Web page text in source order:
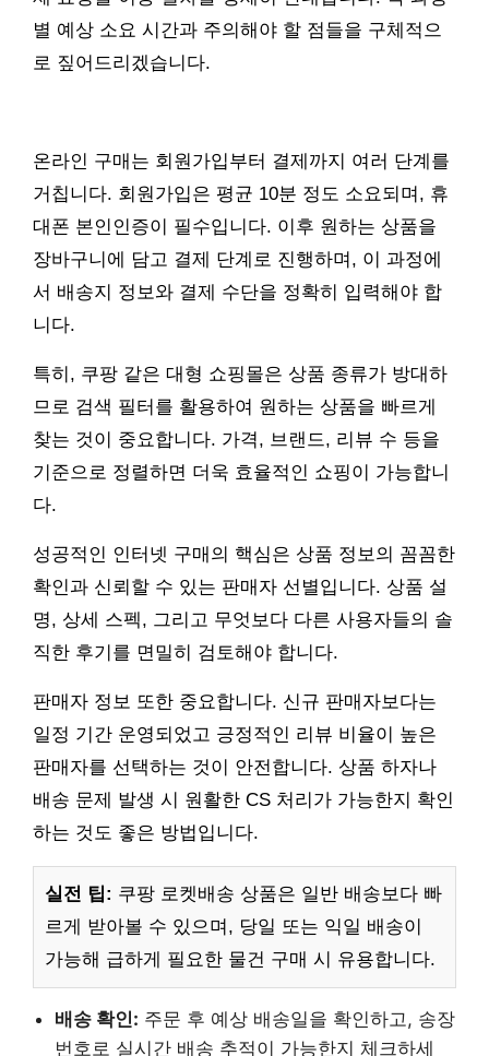
별 예상 소요 시간과 주의해야 할 점들을 구체적으
로 짚어드리겠습니다.
온라인 구매는 회원가입부터 결제까지 여러 단계를
거칩니다. 회원가입은 평균 10분 정도 소요되며, 휴
대폰 본인인증이 필수입니다. 이후 원하는 상품을
장바구니에 담고 결제 단계로 진행하며, 이 과정에
서 배송지 정보와 결제 수단을 정확히 입력해야 합
니다.
특히, 쿠팡 같은 대형 쇼핑몰은 상품 종류가 방대하
므로 검색 필터를 활용하여 원하는 상품을 빠르게
찾는 것이 중요합니다. 가격, 브랜드, 리뷰 수 등을
기준으로 정렬하면 더욱 효율적인 쇼핑이 가능합니
다.
성공적인 인터넷 구매의 핵심은 상품 정보의 꼼꼼한
확인과 신뢰할 수 있는 판매자 선별입니다. 상품 설
명, 상세 스펙, 그리고 무엇보다 다른 사용자들의 솔
직한 후기를 면밀히 검토해야 합니다.
판매자 정보 또한 중요합니다. 신규 판매자보다는
일정 기간 운영되었고 긍정적인 리뷰 비율이 높은
판매자를 선택하는 것이 안전합니다. 상품 하자나
배송 문제 발생 시 원활한 CS 처리가 가능한지 확인
하는 것도 좋은 방법입니다.
실전 팁: 쿠팡 로켓배송 상품은 일반 배송보다 빠
르게 받아볼 수 있으며, 당일 또는 익일 배송이
가능해 급하게 필요한 물건 구매 시 유용합니다.
배송 확인: 주문 후 예상 배송일을 확인하고, 송장
번호로 실시간 배송 추적이 가능한지 체크하세